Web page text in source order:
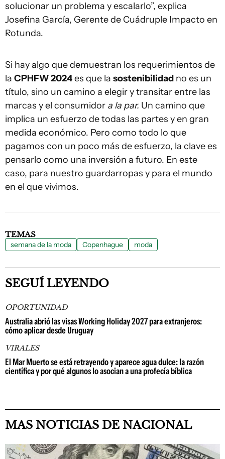
solucionar un problema y escalarlo”, explica
Josefina García, Gerente de Cuádruple Impacto en
Rotunda.
Si hay algo que demuestran los requerimientos de
la CPHFW 2024es que la sostenibilidad no es un
título, sino un camino a elegir y transitar entre las
marcas y el consumidor a la par. Un camino que
implica un esfuerzo de todas las partes y en gran
medida económico. Pero como todo lo que
pagamos con un poco más de esfuerzo, la clave es
pensarlo como una inversión a futuro. En este
caso, para nuestro guardarropas y para el mundo
en el que vivimos.
TEMAS
semana de la moda Copenhague moda
SEGUÍ LEYENDO
OPORTUNIDAD
Australia abrió las visas Working Holiday 2027 para extranjeros:
cómo aplicar desde Uruguay
VIRALES
El Mar Muerto se está retrayendo y aparece agua dulce: la razón
científica y por qué algunos lo asocian a una profecía bíblica
MAS NOTICIAS DE NACIONAL